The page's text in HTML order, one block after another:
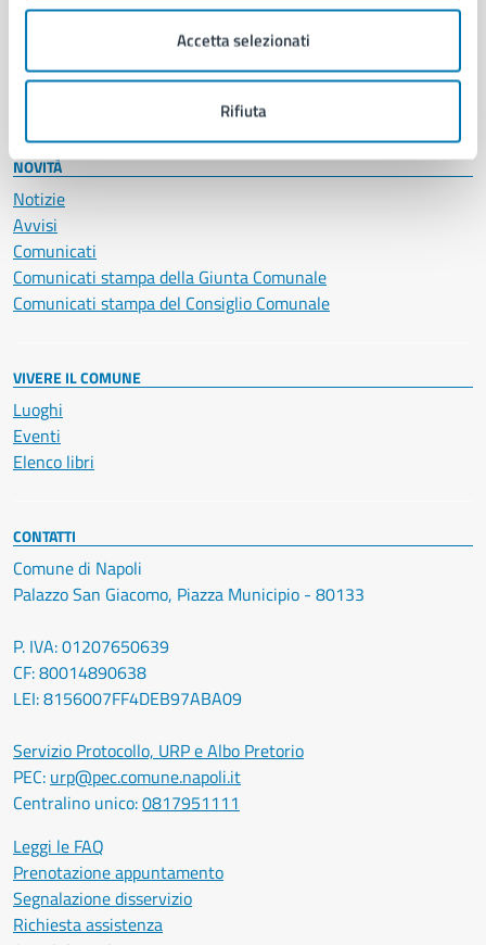
Accetta selezionati
Rifiuta
Imprese e commercio
Salute, benessere e assistenza
Servizi Cimiteriali
Vita lavorativa
NOVITÀ
Notizie
Avvisi
Comunicati
Comunicati stampa della Giunta Comunale
Comunicati stampa del Consiglio Comunale
VIVERE IL COMUNE
Luoghi
Eventi
Elenco libri
CONTATTI
Comune di Napoli
Palazzo San Giacomo, Piazza Municipio - 80133
P. IVA: 01207650639
CF: 80014890638
LEI: 8156007FF4DEB97ABA09
Servizio Protocollo, URP e Albo Pretorio
PEC: urp@pec.comune.napoli.it
Centralino unico:0817951111
Leggi le FAQ
Prenotazione appuntamento
Segnalazione disservizio
Richiesta assistenza